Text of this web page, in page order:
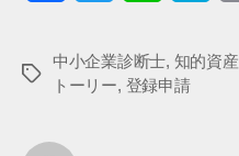
c i n t
タ
中小企業診断士, 知的資産
トーリー, 登録申請